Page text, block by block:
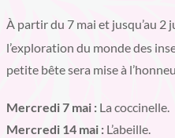
À partir du 7 mai et jusqu’au 2
l’exploration du monde des
petite bête sera mise à
Mercredi 7 mai : La coccinelle.
Mercredi 14 mai : L’abeille.